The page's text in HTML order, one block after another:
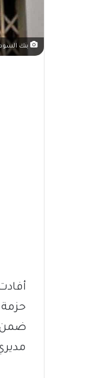
بنك
ضمن